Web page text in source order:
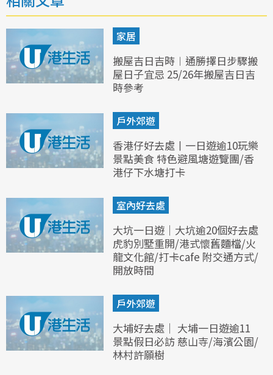
家居
搬屋吉日吉時︱通勝擇日步驟搬
屋日子宜忌 25/26年搬屋吉日吉
時參考
戶外郊遊
香港仔好去處丨一日遊逾10玩樂
景點美食 特色避風塘遊覽團/香
港仔下水塘打卡
室內好去處
大坑一日遊｜大坑逾20個好去處
虎豹別墅重開/港式懷舊麵檔/火
龍文化館/打卡cafe 附交通方式/
開放時間
戶外郊遊
大埔好去處｜ 大埔一日遊逾11
景點假日必訪 慈山寺/海濱公園/
林村許願樹